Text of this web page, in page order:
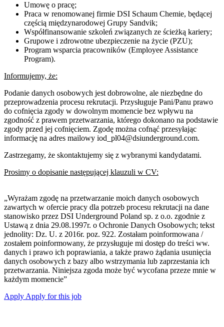
Umowę o pracę;
Praca w renomowanej firmie DSI Schaum Chemie, będącej
częścią międzynarodowej Grupy Sandvik;
Współfinansowanie szkoleń związanych ze ścieżką kariery;
Grupowe i zdrowotne ubezpieczenie na życie (PZU);
Program wsparcia pracowników (Employee Assistance
Program).
Informujemy, że:
Podanie danych osobowych jest dobrowolne, ale niezbędne do
przeprowadzenia procesu rekrutacji. Przysługuje Pani/Panu prawo
do cofnięcia zgody w dowolnym momencie bez wpływu na
zgodność z prawem przetwarzania, którego dokonano na podstawie
zgody przed jej cofnięciem. Zgodę można cofnąć przesyłając
informację na adres mailowy iod_pl04@dsiunderground.com.
Zastrzegamy, że skontaktujemy się z wybranymi kandydatami.
Prosimy o dopisanie następującej klauzuli w CV:
„Wyrażam zgodę na przetwarzanie moich danych osobowych
zawartych w ofercie pracy dla potrzeb procesu rekrutacji na dane
stanowisko przez DSI Underground Poland sp. z o.o. zgodnie z
Ustawą z dnia 29.08.1997r. o Ochronie Danych Osobowych; tekst
jednolity: Dz. U. z 2016r. poz. 922. Zostałam poinformowana /
zostałem poinformowany, że przysługuje mi dostęp do treści ww.
danych i prawo ich poprawiania, a także prawo żądania usunięcia
danych osobowych z bazy albo wstrzymania lub zaprzestania ich
przetwarzania. Niniejsza zgoda może być wycofana przeze mnie w
każdym momencie”
Apply Apply for this job